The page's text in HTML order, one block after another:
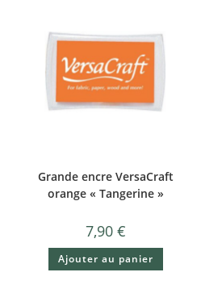
Grande encre VersaCraft
orange « Tangerine »
7,90 €
Ajouter au panier